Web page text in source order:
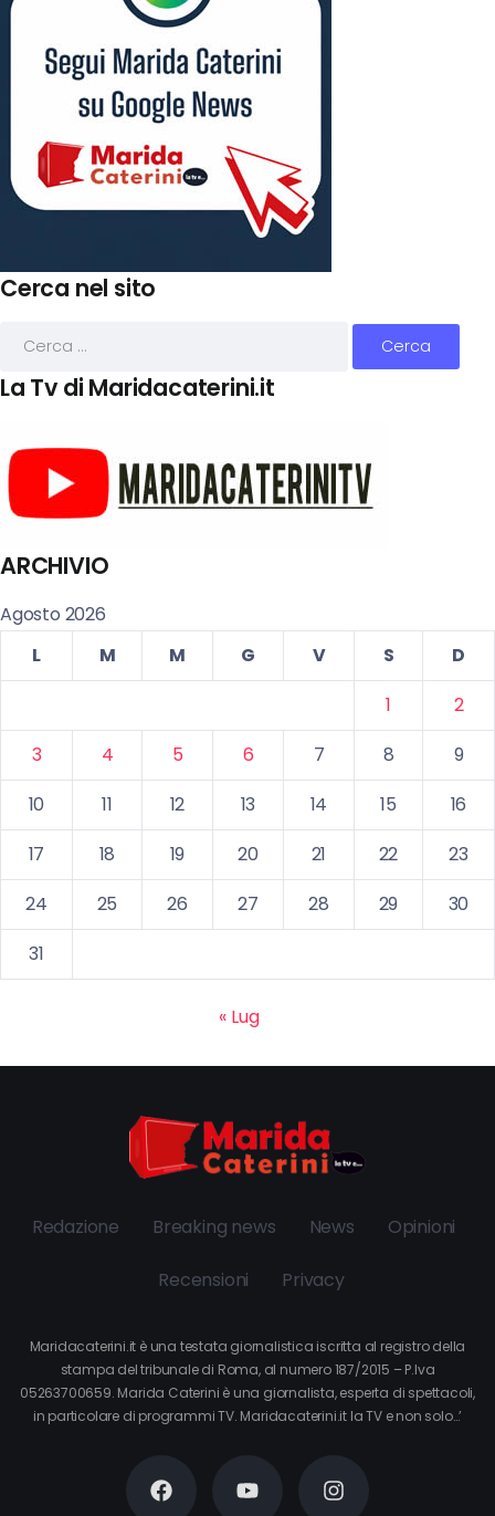
Cerca nel sito
La Tv di Maridacaterini.it
ARCHIVIO
Agosto 2026
L
M M G V S
D
1
2
3
4 5 6 7 8
9
10
11 12 13 14 15
16
17
18 19 20 21 22
23
24
25 26 27 28 29
30
31
« Lug
Redazione Breaking news News Opinioni
Recensioni Privacy
Maridacaterini.it è una testata giornalistica iscritta al registro della
stampa del tribunale di Roma, al numero 187/2015 – P.Iva
05263700659. Marida Caterini è una giornalista, esperta di spettacoli,
in particolare di programmi TV. Maridacaterini.it la TV e non solo…’